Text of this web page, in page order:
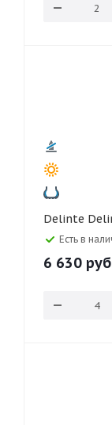
Есть в
6 630